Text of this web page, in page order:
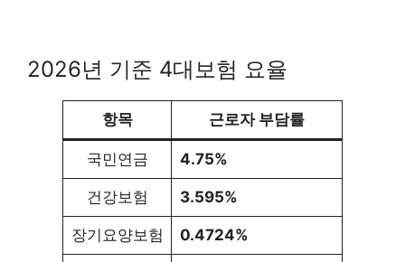
2026년 기준 4대보험 요율
항목 근로자 부담률
국민연금 4.75%
건강보험 3.595%
장기요양보험 0.4724%